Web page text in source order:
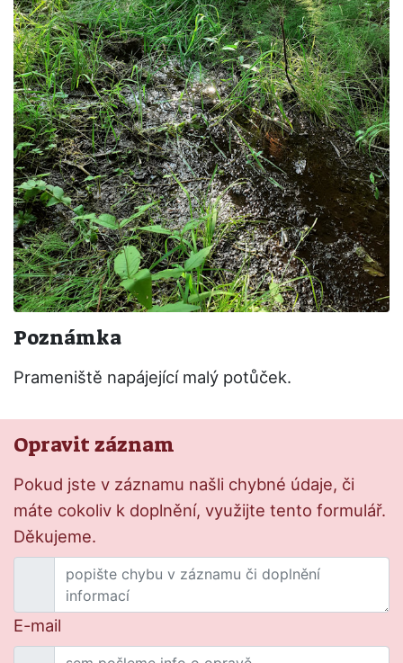
Poznámka
Prameniště napájející malý potůček.
Opravit záznam
Pokud jste v záznamu našli chybné údaje, či
máte cokoliv k doplnění, využijte tento formulář.
Děkujeme.
E-mail